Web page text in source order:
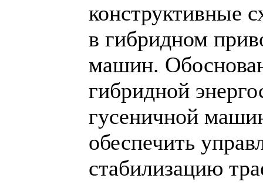
конструктивные
в гибридном
машин.
гибридной
гусеничной
обеспечить
стабилизацию